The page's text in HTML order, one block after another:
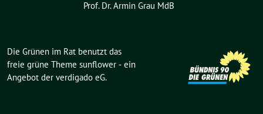
Prof. Dr. Armin Grau MdB
Die Grünen im Rat benutzt das
freie grüne Theme sunflower ‐ ein
Angebot der verdigado eG.